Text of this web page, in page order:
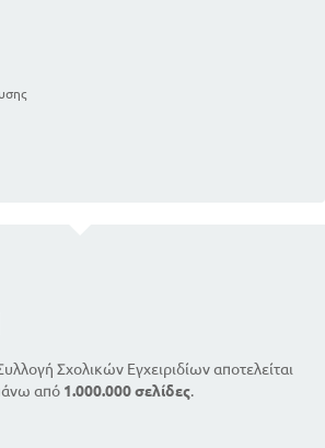
Σχολικών Εγχειριδίων αποτελείται
από 1.000.000 σελίδες.